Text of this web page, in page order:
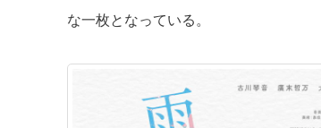
な一枚となっている。